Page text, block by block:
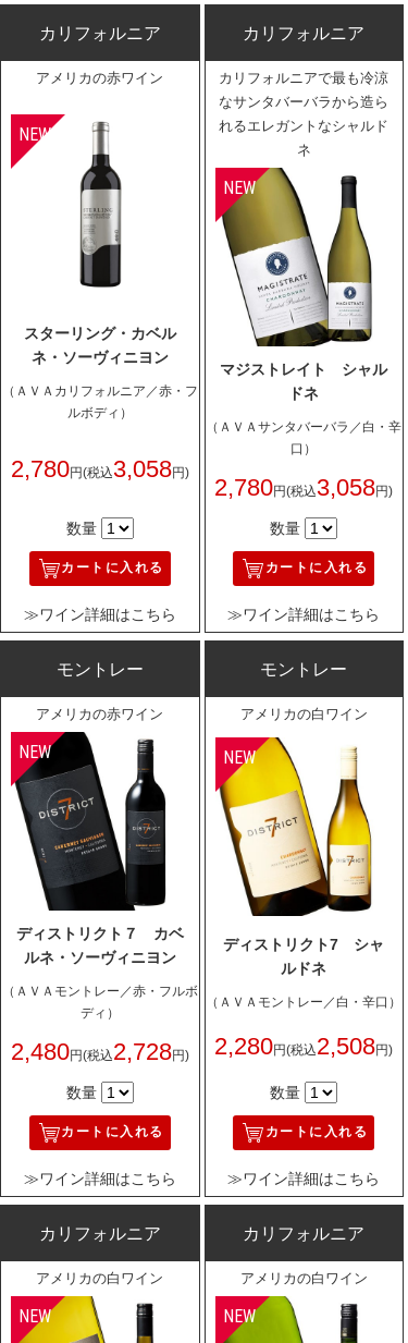
カリフォルニア
アメリカの赤ワイン
スターリング・カベル
ネ・ソーヴィニヨン
（ＡＶＡカリフォルニア／赤・フ
ルボディ）
2,780円(税込3,058円)
数量
カートに入れる
≫ワイン詳細はこちら
カリフォルニア
カリフォルニアで最も冷涼
なサンタバーバラから造ら
れるエレガントなシャルド
ネ
マジストレイト シャル
ドネ
（ＡＶＡサンタバーバラ／白・辛
口）
2,780円(税込3,058円)
数量
カートに入れる
≫ワイン詳細はこちら
モントレー
アメリカの赤ワイン
ディストリクト７ カベ
ルネ・ソーヴィニヨン
（ＡＶＡモントレー／赤・フルボ
ディ）
2,480円(税込2,728円)
数量
カートに入れる
≫ワイン詳細はこちら
モントレー
アメリカの白ワイン
ディストリクト7 シャ
ルドネ
（ＡＶＡモントレー／白・辛口）
2,280円(税込2,508円)
数量
カートに入れる
≫ワイン詳細はこちら
カリフォルニア
アメリカの白ワイン
カリフォルニア
アメリカの白ワイン